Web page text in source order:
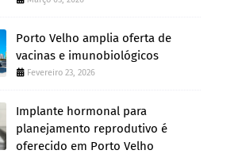
Porto Velho amplia oferta de
vacinas e imunobiológicos
Fevereiro 23, 2026
Implante hormonal para
planejamento reprodutivo é
oferecido em Porto Velho